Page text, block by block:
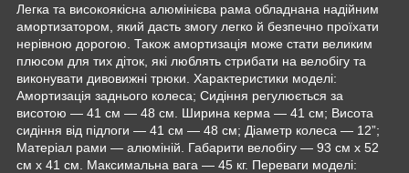
Легка та високоякісна алюмінієва рама обладнана надійним
амортизатором, який дасть змогу легко й безпечно проїхати
нерівною дорогою. Також амортизація може стати великим
плюсом для тих діток, які люблять стрибати на велобігу та
виконувати дивовижні трюки. Характеристики моделі:
Амортизація заднього колеса; Сидіння регулюється за
висотою — 41 см — 48 см. Ширина керма — 41 см; Висота
сидіння від підлоги — 41 см — 48 см; Діаметр колеса — 12”;
Матеріал рами — алюміній. Габарити велобігу — 93 см х 52
см х 41 см. Максимальна вага — 45 кг. Переваги моделі: